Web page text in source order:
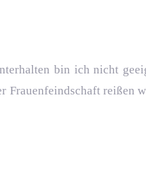
bin ich nicht
Frauenfeindschaft reißen